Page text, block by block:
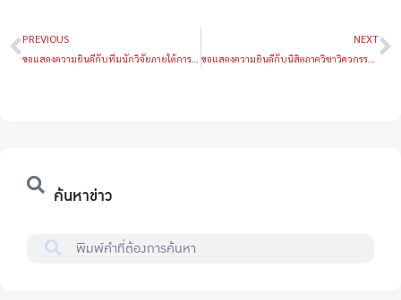
PREVIOUS NEXT
ขอแสดงความยินดีกับนิสิตภาควิชาวิศวกรรมวัสดุ
ค้นหาข่าว